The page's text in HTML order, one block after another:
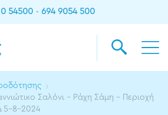
54500 - 694 9054 500
Σαλόνι – Ράχη Σάμη - Περιοχή
5-8-2024